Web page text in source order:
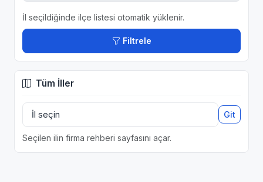
İl seçildiğinde ilçe listesi otomatik yüklenir.
Filtrele
Tüm İller
Git
Seçilen ilin firma rehberi sayfasını açar.